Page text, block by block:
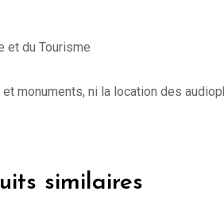
et du Tourisme
monuments, ni la location des
similaires